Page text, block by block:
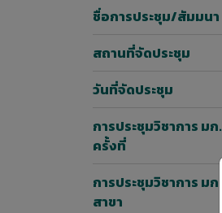
ชื่อการประชุม/สัมมนา
สถานที่จัดประชุม
วันที่จัดประชุม
การประชุมวิชาการ มก.
ครั้งที่
การประชุมวิชาการ มก.
สาขา